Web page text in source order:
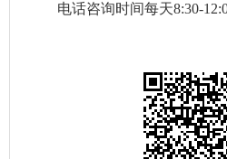
电话咨询时间每天8:30-